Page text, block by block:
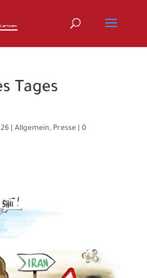
Tages
| Allgemein, Presse| 0